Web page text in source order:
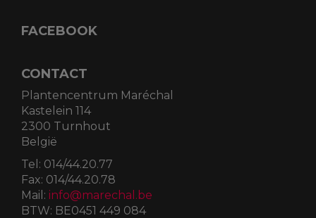
FACEBOOK
CONTACT
Plantencentrum Maréchal
Kastelein 114
2300 Turnhout
België
Tel: 014/44.20.77
Fax: 014/44.20.78
Mail: info@marechal.be
BTW: BE0451 449 084